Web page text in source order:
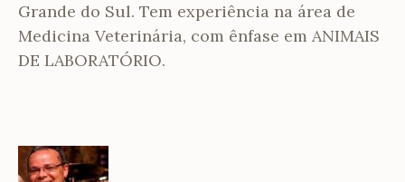
Grande do Sul. Tem experiência na área de
Medicina Veterinária, com ênfase em ANIMAIS
DE LABORATÓRIO.